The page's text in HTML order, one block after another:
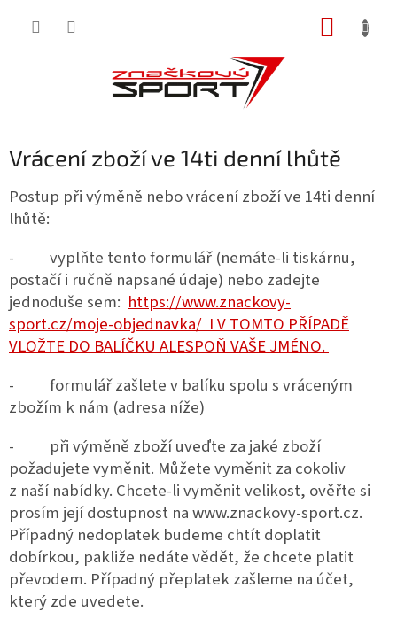
Vrácení zboží ve 14ti denní lhůtě
Postup při výměně nebo vrácení zboží ve 14ti denní
lhůtě:
- vyplňte tento formulář (nemáte-li tiskárnu,
postačí i ručně napsané údaje) nebo zadejte
jednoduše sem: https://www.znackovy-
sport.cz/moje-objednavka/ I V TOMTO PŘÍPADĚ
VLOŽTE DO BALÍČKU ALESPOŇ VAŠE JMÉNO.
- formulář zašlete v balíku spolu s vráceným
zbožím k nám (adresa níže)
- při výměně zboží uveďte za jaké zboží
požadujete vyměnit. Můžete vyměnit za cokoliv
z naší nabídky. Chcete-li vyměnit velikost, ověřte si
prosím její dostupnost na www.znackovy-sport.cz.
Případný nedoplatek budeme chtít doplatit
dobírkou, pakliže nedáte vědět, že chcete platit
převodem. Případný přeplatek zašleme na účet,
který zde uvedete.